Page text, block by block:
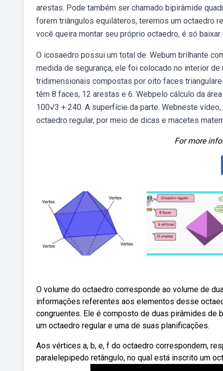
arestas. Pode também ser chamado bipirâmide
forem triângulos equiláteros, teremos um octaedro
você queira montar seu próprio octaedro, é só
O icosaedro possui um total de. Webum brilhante
medida de segurança, ele foi colocado no interior
tridimensionais compostas por oito faces
têm 8 faces, 12 arestas e 6. Webpelo cálculo da
100√3 + 240. A superfície da parte. Webneste
octaedro regular, por meio de dicas e macetes
For more
O volume do octaedro corresponde ao volume de
informações referentes aos elementos desse
congruentes. Ele é composto de duas pirâmides de
um octaedro regular e uma de suas planificações.
Aos vértices a, b, e, f do octaedro correspondem,
paralelepipedo retângulo, no qual está inscrito um